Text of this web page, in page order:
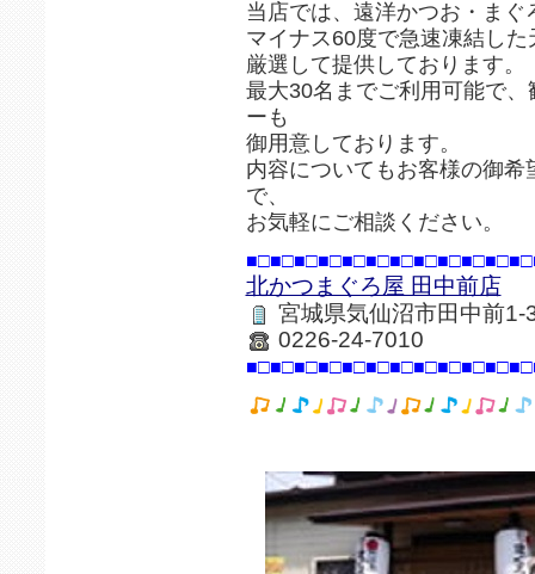
当店では、遠洋かつお・ま
マイナス60度で急速凍結し
厳選して提供しております。
最大30名までご利用可能で
ーも
御用意しております。
内容についてもお客様の御
で、
お気軽にご相談ください。
北かつまぐろ屋 田中前店
宮城県気仙沼市田中前1-
0226-24-7010